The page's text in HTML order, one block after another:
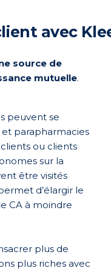
avec
source de
mutuelle.
peuvent se
parapharmacies
ou clients
sur la
être visités
d’élargir le
CA à moindre
plus de
plus riches avec